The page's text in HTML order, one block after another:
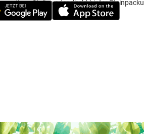
Stellen oder direkt hinter